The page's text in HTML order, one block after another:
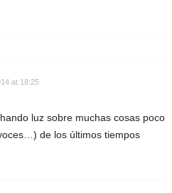
at 18:25
luz sobre muchas cosas poco
de los últimos tiempos